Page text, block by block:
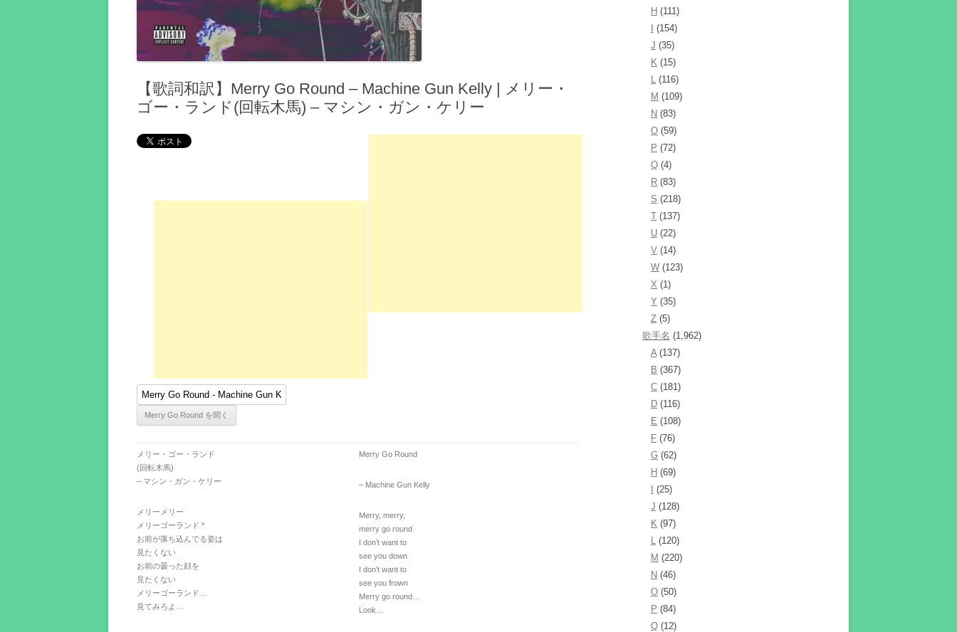
【歌詞和訳】Merry Go Round – Machine Gun Kelly | メリー・
ゴー・ランド(回転木馬) – マシン・ガン・ケリー
メリー・ゴー・ランド
(回転木馬)
– マシン・ガン・ケリー
メリーメリー
メリーゴーランド *
お前が落ち込んでる姿は
見たくない
お前の曇った顔を
見たくない
メリーゴーランド…
見てみろよ…
Merry Go Round
– Machine Gun Kelly
Merry, merry,
merry go round
I don’t want to
see you down
I don’t want to
see you frown
Merry go round…
Look…
H (111)
(154)
J (35)
K (15)
L (116)
M (109)
N (83)
O (59)
P (72)
Q (4)
R (83)
S (218)
T (137)
U (22)
V (14)
W (123)
X (1)
Y (35)
Z (5)
歌手名 (1,962)
A(137)
B (367)
C (181)
D (116)
E (108)
F (76)
G (62)
H (69)
(25)
J (128)
K (97)
L (120)
M (220)
N (46)
O (50)
P (84)
Q (12)